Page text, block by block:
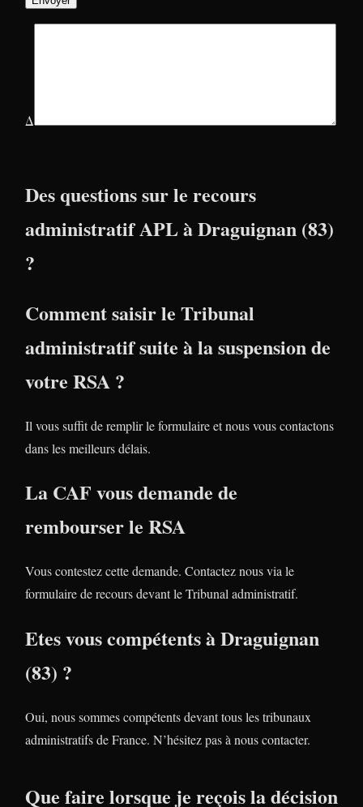
Δ
Des questions sur le recours
administratif APL à Draguignan (83)
?
Comment saisir le Tribunal
administratif suite à la suspension de
votre RSA ?
Il vous suffit de remplir le formulaire et nous vous contactons
dans les meilleurs délais.
La CAF vous demande de
rembourser le RSA
Vous contestez cette demande. Contactez nous via le
formulaire de recours devant le Tribunal administratif.
Etes vous compétents à Draguignan
(83) ?
Oui, nous sommes compétents devant tous les tribunaux
administratifs de France. N’hésitez pas à nous contacter.
Que faire lorsque je reçois la décision